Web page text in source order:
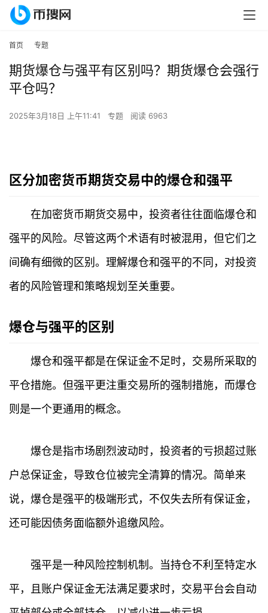
首页 专题
期货爆仓与强平有区别吗？期货爆仓会强行
平仓吗？
2025年3月18日 上午11:41 专题 阅读 6963
区分加密货币期货交易中的爆仓和强平
在加密货币期货交易中，投资者往往面临爆仓和
强平的风险。尽管这两个术语有时被混用，但它们之
间确有细微的区别。理解爆仓和强平的不同，对投资
者的风险管理和策略规划至关重要。
爆仓与强平的区别
爆仓和强平都是在保证金不足时，交易所采取的
平仓措施。但强平更注重交易所的强制措施，而爆仓
则是一个更通用的概念。
爆仓是指市场剧烈波动时，投资者的亏损超过账
户总保证金，导致仓位被完全清算的情况。简单来
说，爆仓是强平的极端形式，不仅失去所有保证金，
还可能因债务面临额外追缴风险。
强平是一种风险控制机制。当持仓不利至特定水
平，且账户保证金无法满足要求时，交易平台会自动